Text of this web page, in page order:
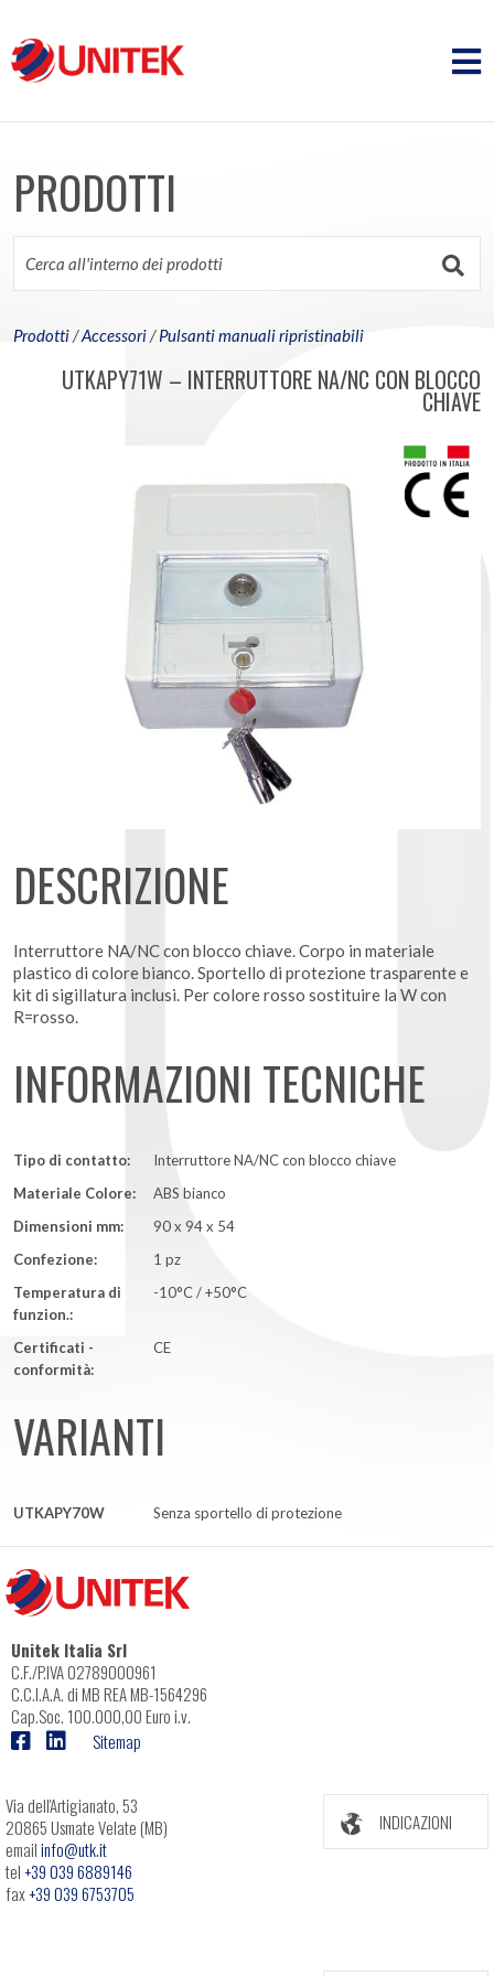
PRODOTTI
Prodotti/Accessori/Pulsanti manuali ripristinabili
UTKAPY71W – INTERRUTTORE NA/NC CON BLOCCO
CHIAVE
DESCRIZIONE
Interruttore NA/NC con blocco chiave. Corpo in materiale
plastico di colore bianco. Sportello di protezione trasparente e
kit di sigillatura inclusi. Per colore rosso sostituire la W con
R=rosso.
INFORMAZIONI TECNICHE
Tipo di contatto:
Interruttore NA/NC con blocco chiave
Materiale Colore:
ABS bianco
Dimensioni mm:
90 x 94 x 54
Confezione:
1 pz
Temperatura di
funzion.:
-10°C / +50°C
Certificati -
conformità:
CE
VARIANTI
UTKAPY70W Senza sportello di protezione
Unitek Italia Srl
C.F./P.IVA 02789000961
C.C.I.A.A. di MB REA MB-1564296
Cap.Soc. 100.000,00 Euro i.v.
Sitemap
Via dell'Artigianato, 53
20865 Usmate Velate (MB)
emailinfo@utk.it
tel+39 039 6889146
fax+39 039 6753705
INDICAZIONI